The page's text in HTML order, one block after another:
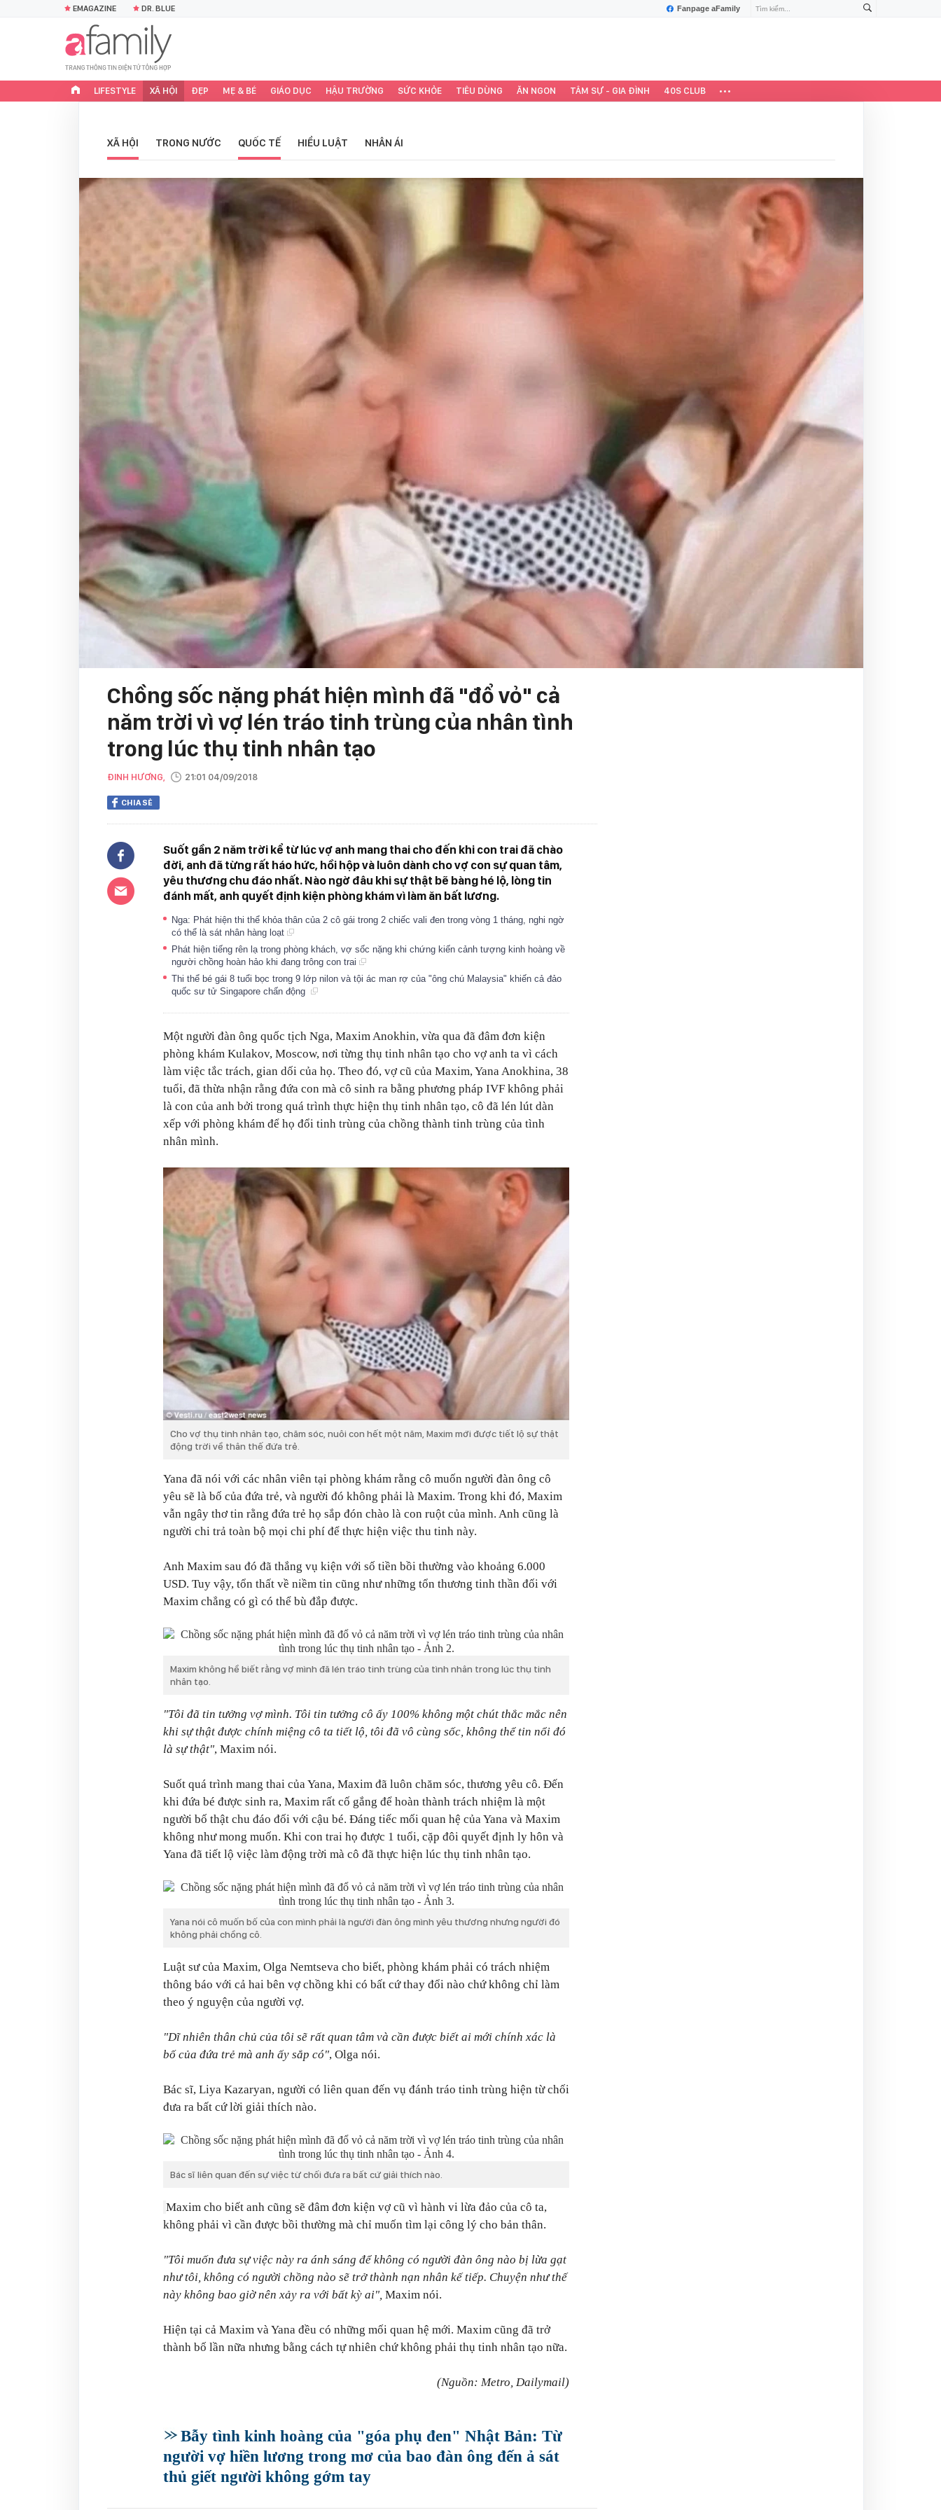
Fanpage aFamily
EMAGAZINE DR. BLUE
LIFESTYLE XÃ HỘI ĐẸP MẸ & BÉ GIÁO DỤC HẬU TRƯỜNG SỨC KHỎE TIÊU DÙNG ĂN NGON TÂM SỰ - GIA ĐÌNH 40S CLUB
XÃ HỘI TRONG NƯỚC QUỐC TẾ HIỂU LUẬT NHÂN ÁI
Chồng sốc nặng phát hiện mình đã "đổ vỏ" cả
năm trời vì vợ lén tráo tinh trùng của nhân tình
trong lúc thụ tinh nhân tạo
ĐINH HƯƠNG, 21:01 04/09/2018
CHIA SẺ
Suốt gần 2 năm trời kể từ lúc vợ anh mang thai cho đến khi con trai đã chào
đời, anh đã từng rất háo hức, hồi hộp và luôn dành cho vợ con sự quan tâm,
yêu thương chu đáo nhất. Nào ngờ đâu khi sự thật bẽ bàng hé lộ, lòng tin
đánh mất, anh quyết định kiện phòng khám vì làm ăn bất lương.
Nga: Phát hiện thi thể khỏa thân của 2 cô gái trong 2 chiếc vali đen trong vòng 1 tháng, nghi ngờ
có thể là sát nhân hàng loạt
Phát hiện tiếng rên lạ trong phòng khách, vợ sốc nặng khi chứng kiến cảnh tượng kinh hoàng về
người chồng hoàn hảo khi đang trông con trai
Thi thể bé gái 8 tuổi bọc trong 9 lớp nilon và tội ác man rợ của "ông chú Malaysia" khiến cả đảo
quốc sư tử Singapore chấn động
Một người đàn ông quốc tịch Nga, Maxim Anokhin, vừa qua đã đâm đơn kiện
phòng khám Kulakov, Moscow, nơi từng thụ tinh nhân tạo cho vợ anh ta vì cách
làm việc tắc trách, gian dối của họ. Theo đó, vợ cũ của Maxim, Yana Anokhina, 38
tuổi, đã thừa nhận rằng đứa con mà cô sinh ra bằng phương pháp IVF không phải
là con của anh bởi trong quá trình thực hiện thụ tinh nhân tạo, cô đã lén lút dàn
xếp với phòng khám để họ đổi tinh trùng của chồng thành tinh trùng của tình
nhân mình.
Cho vợ thụ tinh nhân tạo, chăm sóc, nuôi con hết một năm, Maxim mới được tiết lộ sự thật
động trời về thân thế đứa trẻ.
Yana đã nói với các nhân viên tại phòng khám rằng cô muốn người đàn ông cô
yêu sẽ là bố của đứa trẻ, và người đó không phải là Maxim. Trong khi đó, Maxim
vẫn ngây thơ tin rằng đứa trẻ họ sắp đón chào là con ruột của mình. Anh cũng là
người chi trả toàn bộ mọi chi phí để thực hiện việc thu tinh này.
Anh Maxim sau đó đã thắng vụ kiện với số tiền bồi thường vào khoảng 6.000
USD. Tuy vậy, tổn thất về niềm tin cũng như những tổn thương tinh thần đối với
Maxim chẳng có gì có thể bù đắp được.
Maxim không hề biết rằng vợ mình đã lén tráo tinh trùng của tình nhân trong lúc thụ tinh
nhân tạo.
"Tôi đã tin tưởng vợ mình. Tôi tin tưởng cô ấy 100% không một chút thắc mắc nên
khi sự thật được chính miệng cô ta tiết lộ, tôi đã vô cùng sốc, không thể tin nổi đó
là sự thật", Maxim nói.
Suốt quá trình mang thai của Yana, Maxim đã luôn chăm sóc, thương yêu cô. Đến
khi đứa bé được sinh ra, Maxim rất cố gắng để hoàn thành trách nhiệm là một
người bố thật chu đáo đối với cậu bé. Đáng tiếc mối quan hệ của Yana và Maxim
không như mong muốn. Khi con trai họ được 1 tuổi, cặp đôi quyết định ly hôn và
Yana đã tiết lộ việc làm động trời mà cô đã thực hiện lúc thụ tinh nhân tạo.
Yana nói cô muốn bố của con mình phải là người đàn ông mình yêu thương nhưng người đó
không phải chồng cô.
Luật sư của Maxim, Olga Nemtseva cho biết, phòng khám phải có trách nhiệm
thông báo với cả hai bên vợ chồng khi có bất cứ thay đổi nào chứ không chỉ làm
theo ý nguyện của người vợ.
"Dĩ nhiên thân chủ của tôi sẽ rất quan tâm và cần được biết ai mới chính xác là
bố của đứa trẻ mà anh ấy sắp có", Olga nói.
Bác sĩ, Liya Kazaryan, người có liên quan đến vụ đánh tráo tinh trùng hiện từ chối
đưa ra bất cứ lời giải thích nào.
Bác sĩ liên quan đến sự việc từ chối đưa ra bất cứ giải thích nào.
Maxim cho biết anh cũng sẽ đâm đơn kiện vợ cũ vì hành vi lừa đảo của cô ta,
không phải vì cần được bồi thường mà chỉ muốn tìm lại công lý cho bản thân.
"Tôi muốn đưa sự việc này ra ánh sáng để không có người đàn ông nào bị lừa gạt
như tôi, không có người chồng nào sẽ trở thành nạn nhân kế tiếp. Chuyện như thế
này không bao giờ nên xảy ra với bất kỳ ai", Maxim nói.
Hiện tại cả Maxim và Yana đều có những mối quan hệ mới. Maxim cũng đã trở
thành bố lần nữa nhưng bằng cách tự nhiên chứ không phải thụ tinh nhân tạo nữa.
(Nguồn: Metro, Dailymail)
Bẫy tình kinh hoàng của "góa phụ đen" Nhật Bản: Từ
người vợ hiền lương trong mơ của bao đàn ông đến ả sát
thủ giết người không gớm tay